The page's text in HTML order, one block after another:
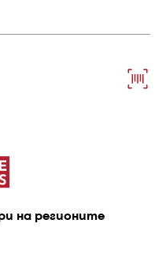
на регионите